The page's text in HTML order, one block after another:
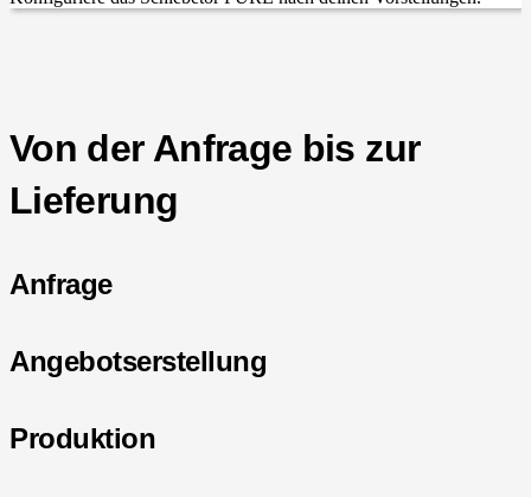
Von der Anfrage bis zur
Lieferung
Anfrage
Angebotserstellung
Produktion